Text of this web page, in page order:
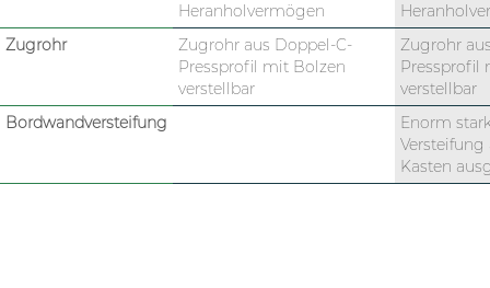
Heranholvermögen
Zugrohr
Zugrohr aus Doppel-C-
Pressprofil mit Bolzen
verstellbar
Zugrohr
Pressprofil
verstellbar
Bordwandversteifung
Enorm
Versteifung
Kasten